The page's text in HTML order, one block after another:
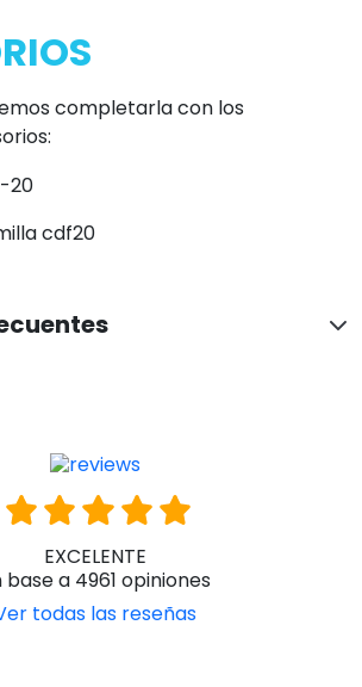
completarla con los
EXCELENTE
base a 4961 opiniones
todas las reseñas